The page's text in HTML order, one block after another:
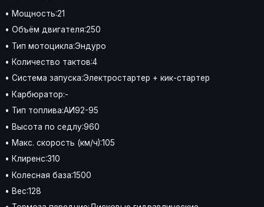
• Мощность:21
• Объём двигателя:250
• Тип мотоцикла:Эндуро
• Количество тактов:4
• Система запуска:Электростартер + кик-стартер
• Карбюратор:-
• Тип топлива:АИ92-95
• Высота по седлу:960
• Макс. скорость (км/ч):105
• Клиренс:310
• Колесная база:1500
• Вес:128